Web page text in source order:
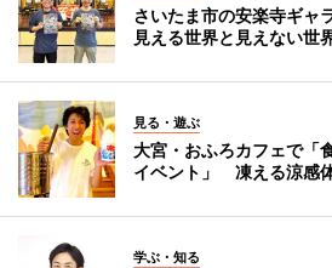
さいたま市の安楽寺ギャ
見える世界と見えない世
見る・遊ぶ
大宮・おふろカフェで「
イベント」 凍える涼感
学ぶ・知る